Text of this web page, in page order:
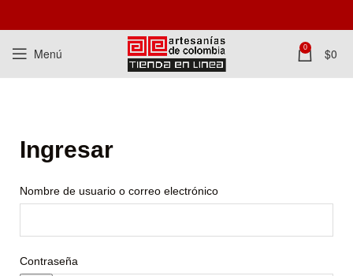
Menú 0 $0
Ingresar
Nombre de usuario o correo electrónico
Contraseña